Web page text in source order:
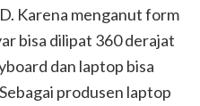
Karena menganut form
bisa dilipat 360 derajat
dan laptop bisa
produsen laptop